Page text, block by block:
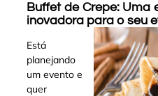
Buffet de Crepe: Uma
inovadora para o seu
Está
planejando
um evento e
quer